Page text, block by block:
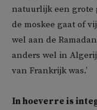
natuurlijk een grote
de moskee gaat of
wel aan de
anders wel in
van Frankrijk was.’
In hoeverre is